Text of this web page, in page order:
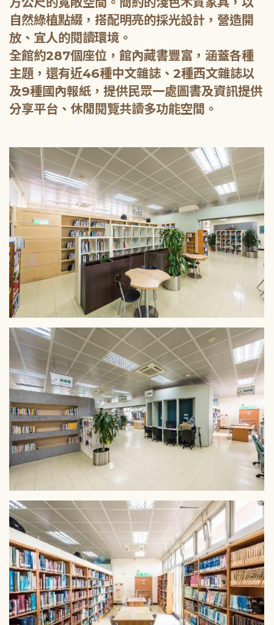
自然綠植點綴，搭配明亮的採光設計，營造開
放、宜人的閱讀環境。
全館約287個座位，館內藏書豐富，涵蓋各種
主題，還有近46種中文雜誌、2種西文雜誌以
及9種國內報紙，提供民眾一處圖書及資訊提供